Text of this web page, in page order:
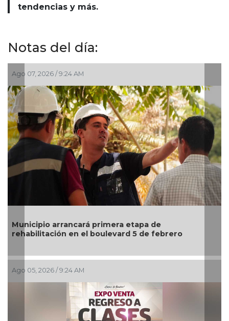
tendencias y más.
Notas del día:
etapa de
5 de febrero
Invita Ayuntamiento de
Artes “Escena Viva”